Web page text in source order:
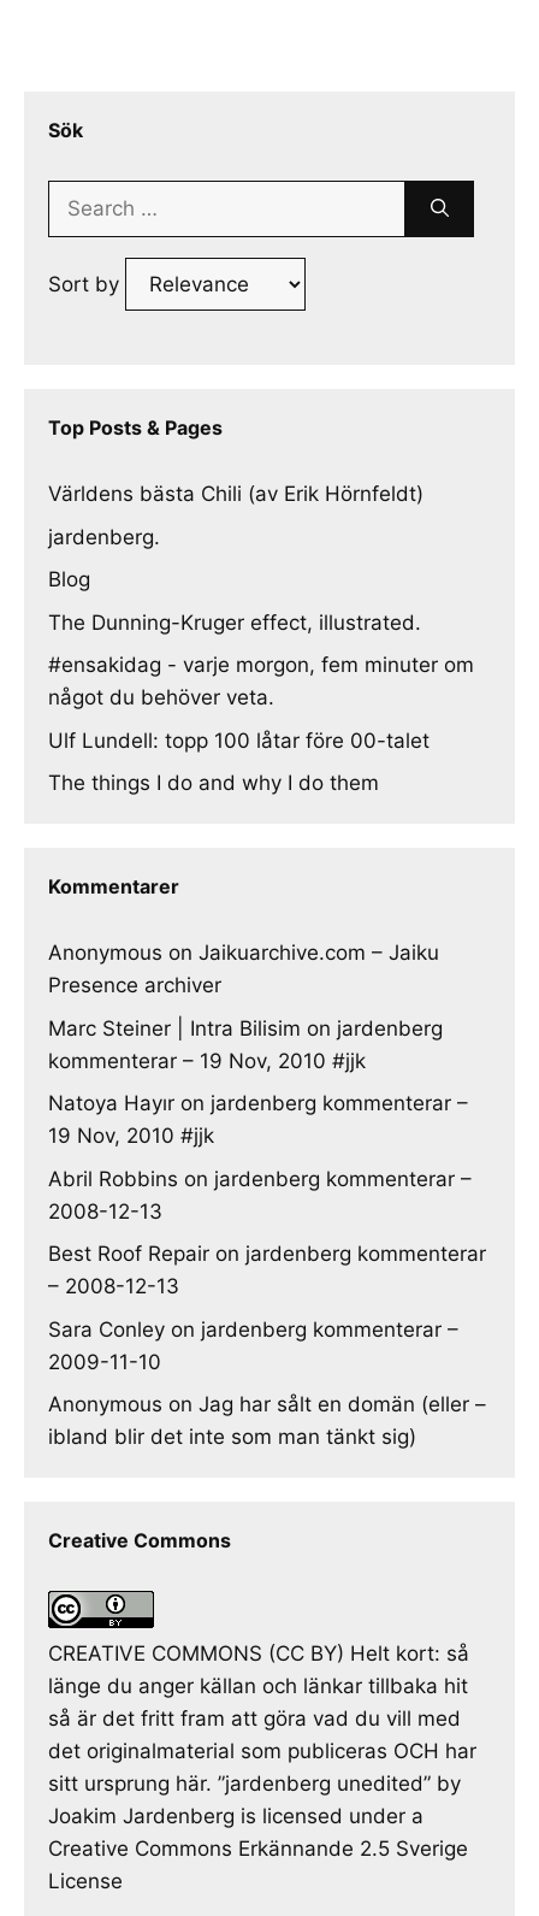
Sök
Search
Sort by
Top Posts & Pages
Världens bästa Chili (av Erik Hörnfeldt)
jardenberg.
Blog
The Dunning-Kruger effect, illustrated.
#ensakidag - varje morgon, fem minuter om
något du behöver veta.
Ulf Lundell: topp 100 låtar före 00-talet
The things I do and why I do them
Kommentarer
Anonymous on Jaikuarchive.com – Jaiku
Presence archiver
Marc Steiner | Intra Bilisim on jardenberg
kommenterar – 19 Nov, 2010 #jjk
Natoya Hayır on jardenberg kommenterar –
19 Nov, 2010 #jjk
Abril Robbins on jardenberg kommenterar –
2008-12-13
Best Roof Repair on jardenberg kommenterar
– 2008-12-13
Sara Conley on jardenberg kommenterar –
2009-11-10
Anonymous on Jag har sålt en domän (eller –
ibland blir det inte som man tänkt sig)
Creative Commons
CREATIVE COMMONS (CC BY) Helt kort: så
länge du anger källan och länkar tillbaka hit
så är det fritt fram att göra vad du vill med
det originalmaterial som publiceras OCH har
sitt ursprung här. ”jardenberg unedited” by
Joakim Jardenberg is licensed under a
Creative Commons Erkännande 2.5 Sverige
License